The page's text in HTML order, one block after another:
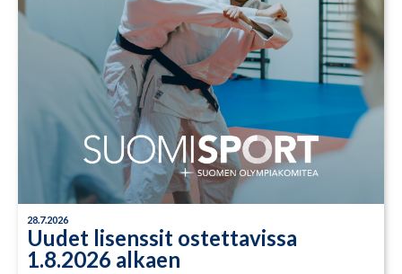
28.7.2026
Uudet lisenssit ostettavissa
1.8.2026 alkaen